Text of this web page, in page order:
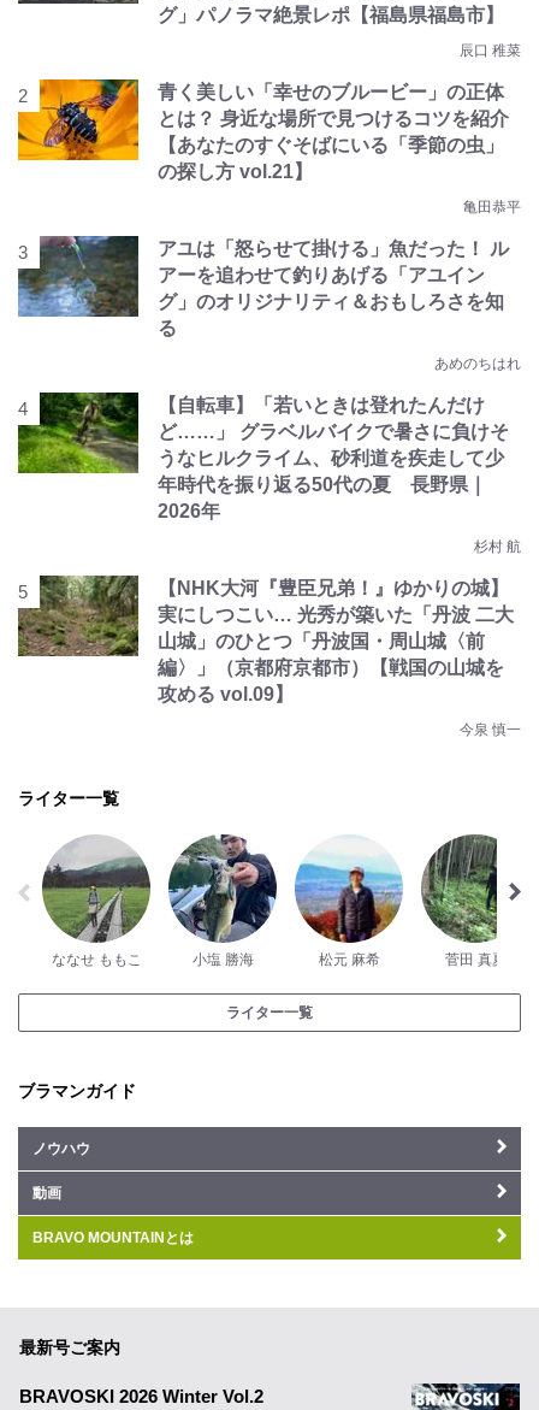
グ」パノラマ絶景レポ【福島県福島市】
辰口 稚菜
青く美しい「幸せのブルービー」の正体
とは？ 身近な場所で見つけるコツを紹介
【あなたのすぐそばにいる「季節の虫」
の探し方 vol.21】
亀田恭平
アユは「怒らせて掛ける」魚だった！ ル
アーを追わせて釣りあげる「アユイン
グ」のオリジナリティ＆おもしろさを知
る
あめのちはれ
【自転車】「若いときは登れたんだけ
ど……」 グラベルバイクで暑さに負けそ
うなヒルクライム、砂利道を疾走して少
年時代を振り返る50代の夏 長野県｜
2026年
杉村 航
【NHK大河『豊臣兄弟！』ゆかりの城】
実にしつこい… 光秀が築いた「丹波 二大
山城」のひとつ「丹波国・周山城〈前
編〉」（京都府京都市）【戦国の山城を
攻める vol.09】
今泉 慎一
ライター一覧
ななせ ももこ 小塩 勝海 松元 麻希 菅田 真夏
ライター一覧
ブラマンガイド
ノウハウ
動画
BRAVO MOUNTAINとは
最新号ご案内
BRAVOSKI 2026 Winter Vol.2